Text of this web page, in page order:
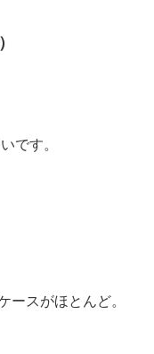
です。
スがほとんど。